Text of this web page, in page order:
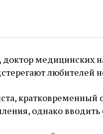
доктор медицинских
любителей
кратковременный
однако вводить